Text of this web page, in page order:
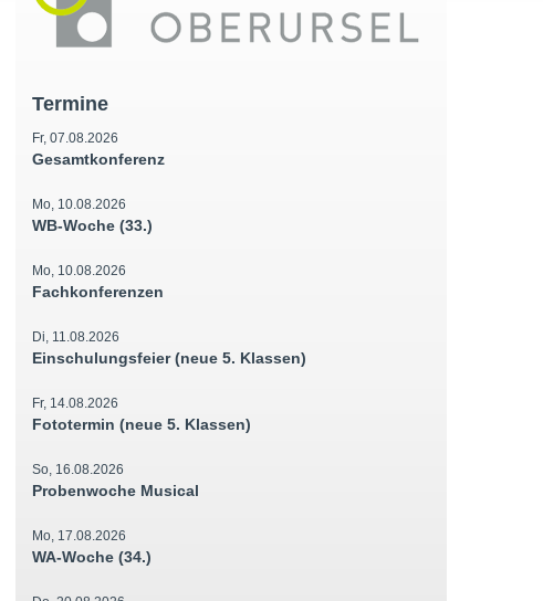
Termine
Fr, 07.08.2026
Gesamtkonferenz
Mo, 10.08.2026
WB-Woche (33.)
Mo, 10.08.2026
Fachkonferenzen
Di, 11.08.2026
Einschulungsfeier (neue 5. Klassen)
Fr, 14.08.2026
Fototermin (neue 5. Klassen)
So, 16.08.2026
Probenwoche Musical
Mo, 17.08.2026
WA-Woche (34.)